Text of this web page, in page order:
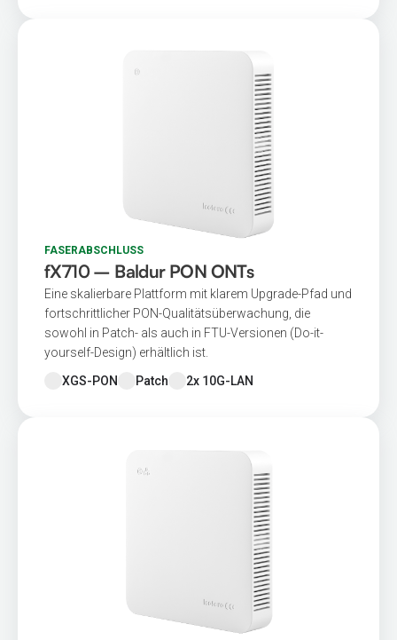
FASERABSCHLUSS
fX710 – Baldur PON ONTs
Eine skalierbare Plattform mit klarem Upgrade-Pfad und
fortschrittlicher PON-Qualitätsüberwachung, die
sowohl in Patch- als auch in FTU-Versionen (Do-it-
yourself-Design) erhältlich ist.
XGS-PON
Patch 2x 10G-LAN